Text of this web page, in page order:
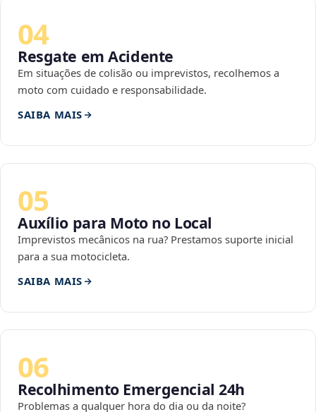
04
Resgate em Acidente
Em situações de colisão ou imprevistos, recolhemos a
moto com cuidado e responsabilidade.
SAIBA MAIS
05
Auxílio para Moto no Local
Imprevistos mecânicos na rua? Prestamos suporte inicial
para a sua motocicleta.
SAIBA MAIS
06
Recolhimento Emergencial 24h
Problemas a qualquer hora do dia ou da noite?